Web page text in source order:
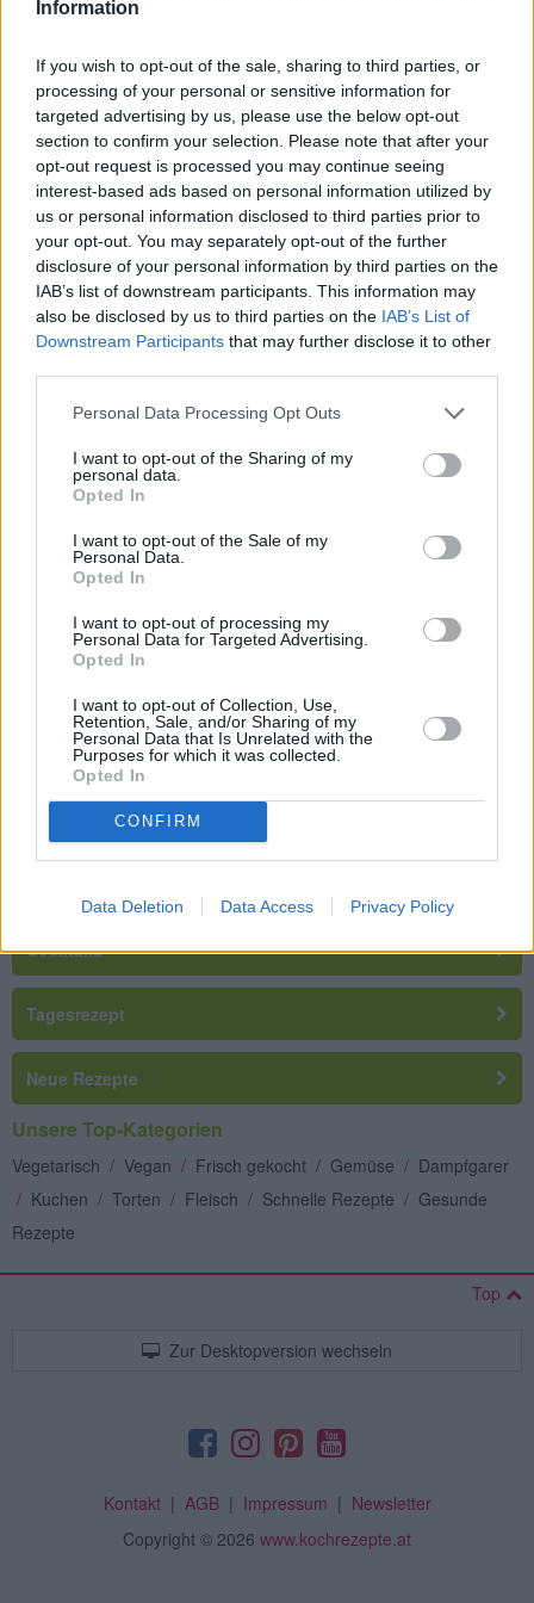
Information
If you wish to opt-out of the sale, sharing to third parties, or
processing of your personal or sensitive information for
targeted advertising by us, please use the below opt-out
section to confirm your selection. Please note that after your
opt-out request is processed you may continue seeing
interest-based ads based on personal information utilized by
us or personal information disclosed to third parties prior to
your opt-out. You may separately opt-out of the further
disclosure of your personal information by third parties on the
IAB’s list of downstream participants. This information may
also be disclosed by us to third parties on the IAB’s List of
Downstream Participants that may further disclose it to other
Personal Data Processing Opt Outs
I want to opt-out of the Sharing of my
personal data.
Opted In
I want to opt-out of the Sale of my
Personal Data.
Opted In
I want to opt-out of processing my
Personal Data for Targeted Advertising.
Opted In
I want to opt-out of Collection, Use,
Retention, Sale, and/or Sharing of my
Personal Data that Is Unrelated with the
Purposes for which it was collected.
Opted In
CONFIRM
Data Deletion Data Access Privacy Policy
mit Steviaausprobiert, sollte man sich deshalb immer unbedingt
keine Probleme macht. Anders als herkömmlicher Zucker hat
Stevia einen leichten Nachgeschmack, der an Lakritze erinnert.
Dieser ist etwas gewöhnungsbedürftig, ermöglicht aber auch neue
Geschmacksnuancen.
Top-Kategorierezepte
Faschingskrapfen für Veganer
Leicht
Waldbeerentorte mit Stevia
Fettburner Drink
Leicht
Cocktails
Tagesrezept
Neue Rezepte
Unsere Top-Kategorien
Vegetarisch / Vegan / Frisch gekocht / Gemüse / Dampfgarer
/ Kuchen / Torten / Fleisch / Schnelle Rezepte / Gesunde
Rezepte
Top
Zur Desktopversion wechseln
Kontakt| AGB| Impressum | Newsletter
Copyright © 2026 www.kochrezepte.at